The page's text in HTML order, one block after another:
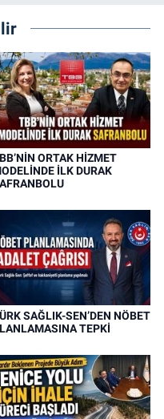
ORTAK HİZMET
İLK DURAK
SAĞLIK-SEN’DEN NÖBET
TEPKİ